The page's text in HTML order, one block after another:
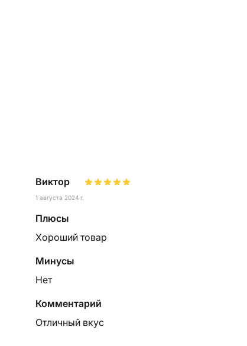
Виктор
1 августа 2024 г.
Плюсы
Хороший товар
Минусы
Нет
Комментарий
Отличный вкус